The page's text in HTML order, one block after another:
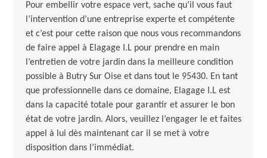
Pour embellir votre espace vert, sache qu’il vous faut
l’intervention d’une entreprise experte et compétente
et c’est pour cette raison que nous vous recommandons
de faire appel à Elagage I.L pour prendre en main
l’entretien de votre jardin dans la meilleure condition
possible à Butry Sur Oise et dans tout le 95430. En tant
que professionnelle dans ce domaine, Elagage I.L est
dans la capacité totale pour garantir et assurer le bon
état de votre jardin. Alors, veuillez l’engager le et faites
appel à lui dès maintenant car il se met à votre
disposition dans l’immédiat.